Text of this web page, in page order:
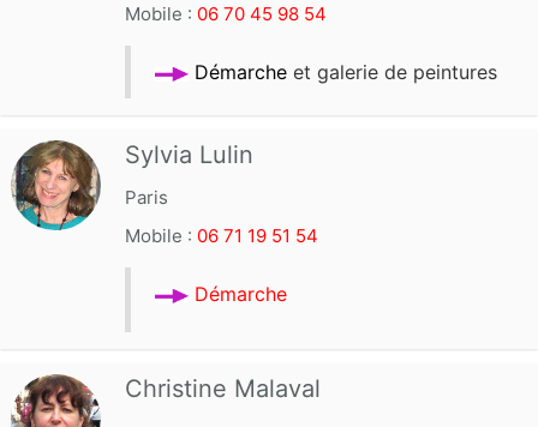
Mobile : 06 70 45 98 54
Démarche et galerie de peintures
Sylvia Lulin
Paris
Mobile : 06 71 19 51 54
Démarche
Christine Malaval